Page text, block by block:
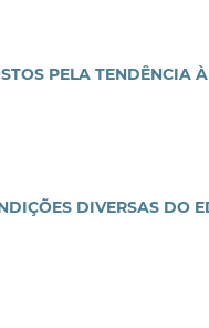
PELA TENDÊNCIA
DIVERSAS DO